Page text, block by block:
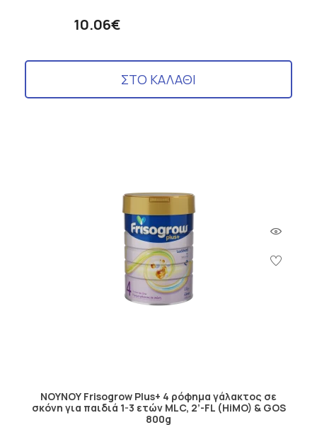
10.06€
ΣΤΟ ΚΑΛΑΘΙ
ΝΟΥΝΟΥ Frisogrow Plus+ 4 ρόφημα γάλακτος σε
σκόνη για παιδιά 1-3 ετών MLC, 2’-FL (HiMO) & GOS
800g